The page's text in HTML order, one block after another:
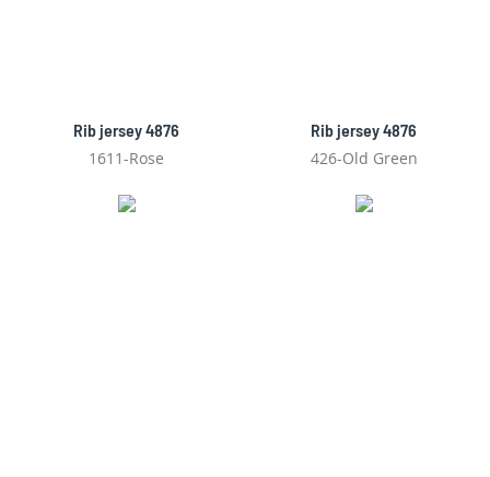
Rib jersey 4876
1611-Rose
Rib jersey 4876
426-Old Green